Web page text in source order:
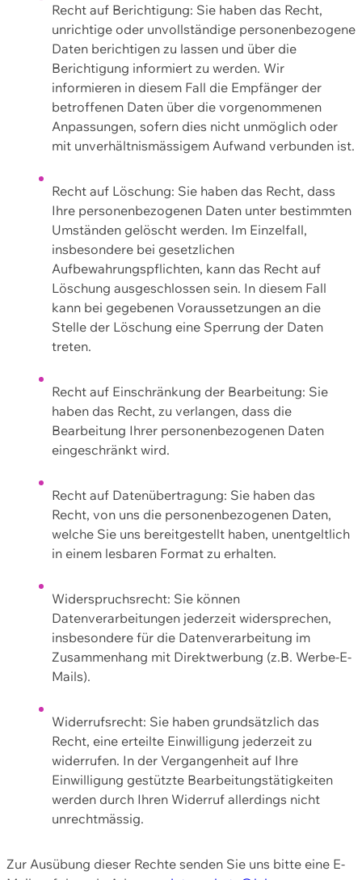
Recht auf Berichtigung: Sie haben das Recht,
unrichtige oder unvollständige personenbezogene
Daten berichtigen zu lassen und über die
Berichtigung informiert zu werden. Wir
informieren in diesem Fall die Empfänger der
betroffenen Daten über die vorgenommenen
Anpassungen, sofern dies nicht unmöglich oder
mit unverhältnismässigem Aufwand verbunden ist.
Recht auf Löschung: Sie haben das Recht, dass
Ihre personenbezogenen Daten unter bestimmten
Umständen gelöscht werden. Im Einzelfall,
insbesondere bei gesetzlichen
Aufbewahrungspflichten, kann das Recht auf
Löschung ausgeschlossen sein. In diesem Fall
kann bei gegebenen Voraussetzungen an die
Stelle der Löschung eine Sperrung der Daten
treten.
Recht auf Einschränkung der Bearbeitung: Sie
haben das Recht, zu verlangen, dass die
Bearbeitung Ihrer personenbezogenen Daten
eingeschränkt wird.
Recht auf Datenübertragung: Sie haben das
Recht, von uns die personenbezogenen Daten,
welche Sie uns bereitgestellt haben, unentgeltlich
in einem lesbaren Format zu erhalten.
Widerspruchsrecht: Sie können
Datenverarbeitungen jederzeit widersprechen,
insbesondere für die Datenverarbeitung im
Zusammenhang mit Direktwerbung (z.B. Werbe-E-
Mails).
Widerrufsrecht: Sie haben grundsätzlich das
Recht, eine erteilte Einwilligung jederzeit zu
widerrufen. In der Vergangenheit auf Ihre
Einwilligung gestützte Bearbeitungstätigkeiten
werden durch Ihren Widerruf allerdings nicht
unrechtmässig.
Zur Ausübung dieser Rechte senden Sie uns bitte eine E-